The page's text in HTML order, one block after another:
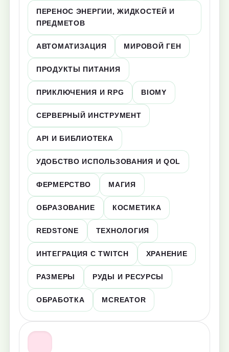
ПЕРЕНОС ЭНЕРГИИ, ЖИДКОСТЕЙ И
ПРЕДМЕТОВ
АВТОМАТИЗАЦИЯ МИРОВОЙ ГЕН
ПРОДУКТЫ ПИТАНИЯ
ПРИКЛЮЧЕНИЯ И RPG BIOMY
СЕРВЕРНЫЙ ИНСТРУМЕНТ
API И БИБЛИОТЕКА
УДОБСТВО ИСПОЛЬЗОВАНИЯ И QOL
ФЕРМЕРСТВО МАГИЯ
ОБРАЗОВАНИЕ КОСМЕТИКА
REDSTONE ТЕХНОЛОГИЯ
ИНТЕГРАЦИЯ С TWITCH ХРАНЕНИЕ
РАЗМЕРЫ РУДЫ И РЕСУРСЫ
ОБРАБОТКА MCREATOR